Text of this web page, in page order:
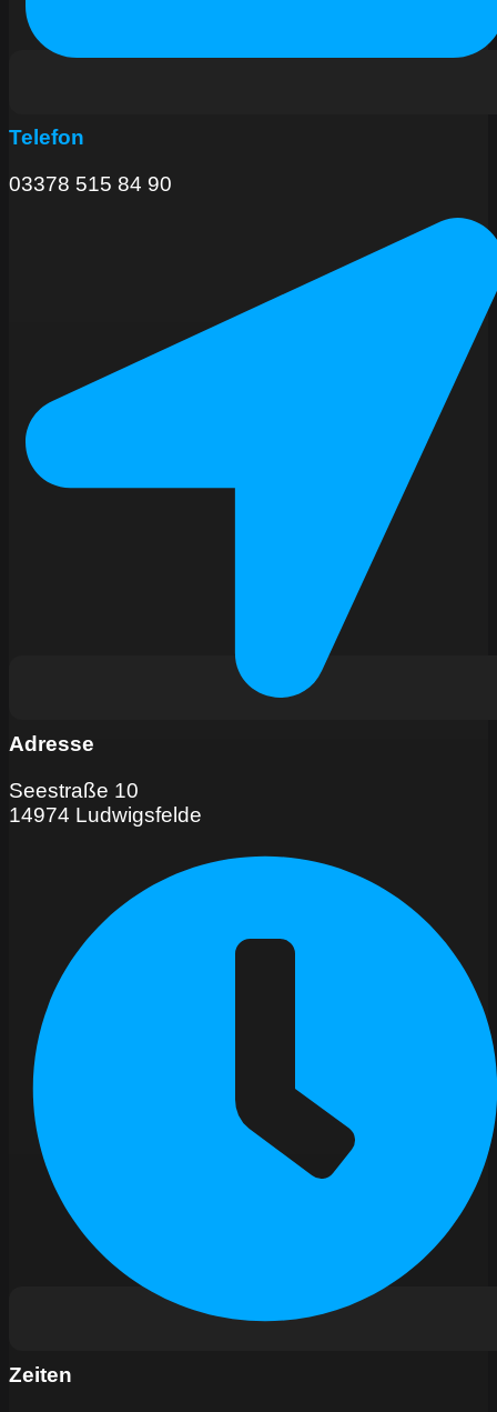
Telefon
03378 515 84 90
Adresse
Seestraße 10
14974 Ludwigsfelde
Zeiten